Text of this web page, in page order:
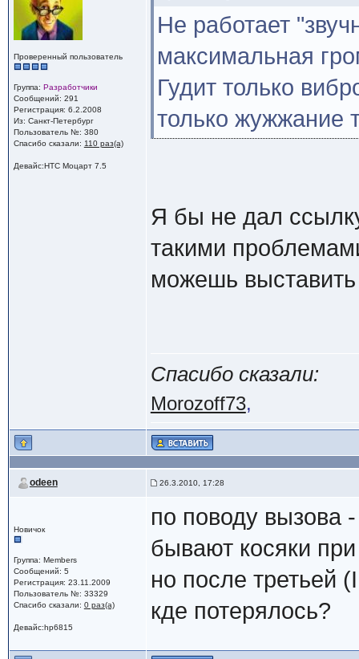
Проверенный пользователь
Группа: Разработчики
Сообщений: 291
Регистрация: 6.2.2008
Из: Санкт-Петербург
Пользователь №: 380
Спасибо сказали: 110 раз(а)
Девайс:HTC Моцарт 7.5
Не работает
максимальная
Гудит только
только жужжание
Я бы не дал
такими
можешь
Спасибо сказали:
Morozoff73,
odeen 26.3.2010, 17:28
Новичок
Группа: Members
Сообщений: 5
Регистрация: 23.11.2009
Пользователь №: 33329
Спасибо сказали: 0 раз(а)
Девайс:hp6815
по поводу вызова
бывают косяки
но после третьей
кде потерялось?